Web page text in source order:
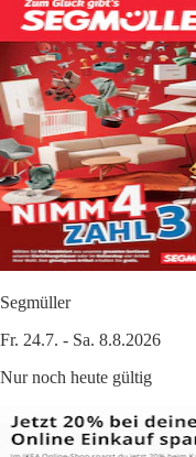
Segmüller
Fr. 24.7. - Sa. 8.8.2026
Nur noch heute gültig